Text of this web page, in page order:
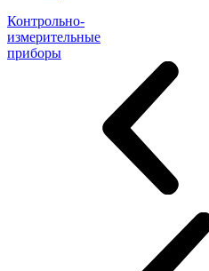
Контрольно-
измерительные
приборы